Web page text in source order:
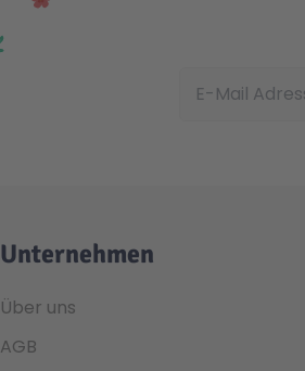
Unternehmen
Über uns
AGB